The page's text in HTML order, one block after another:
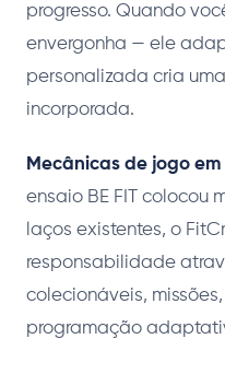
progresso. Quando
envergonha — ele
personalizada cria
incorporada.
Mecânicas de jogo
ensaio BE FIT colocou
laços existentes, o
responsabilidade
colecionáveis,
programação